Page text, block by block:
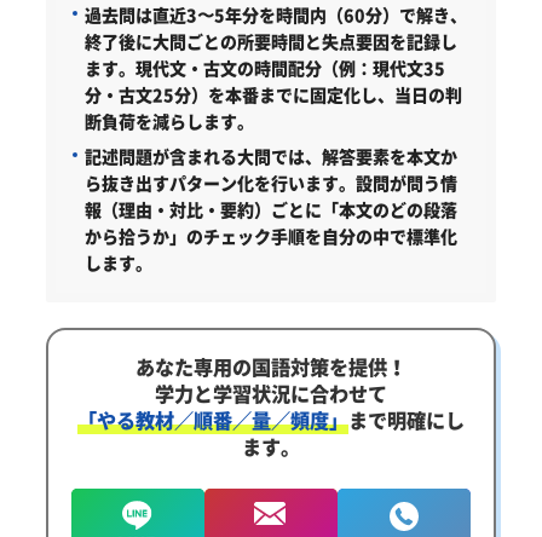
過去問は直近3〜5年分を時間内（60分）で解き、
終了後に大問ごとの所要時間と失点要因を記録し
ます。現代文・古文の時間配分（例：現代文35
分・古文25分）を本番までに固定化し、当日の判
断負荷を減らします。
記述問題が含まれる大問では、解答要素を本文か
ら抜き出すパターン化を行います。設問が問う情
報（理由・対比・要約）ごとに「本文のどの段落
から拾うか」のチェック手順を自分の中で標準化
します。
あなた専用の国語対策を提供！
学力と学習状況に合わせて
「やる教材／順番／量／頻度」まで明確にし
ます。